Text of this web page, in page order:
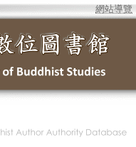
網站導覽